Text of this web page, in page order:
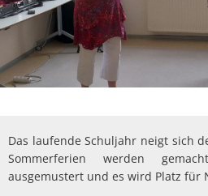
Das laufende Schuljahr neigt sich
Sommerferien werden
ausgemustert und es wird Platz für